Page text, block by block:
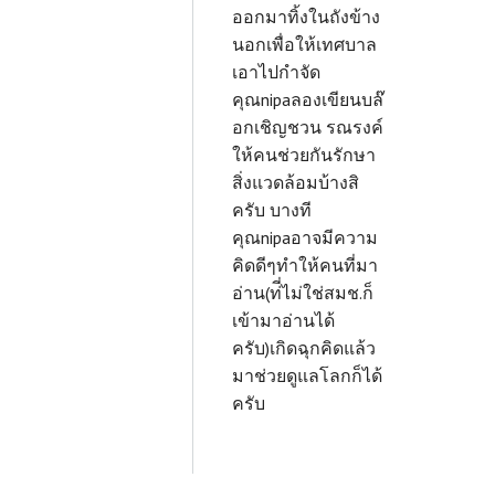
ออกมาทิ้งในถังข้าง
นอกเพื่อให้เทศบาล
เอาไปกำจัด
คุณnipaลองเขียนบล๊
อกเชิญชวน รณรงค์
ให้คนช่วยกันรักษา
สิ่งแวดล้อมบ้างสิ
ครับ บางที
คุณnipaอาจมีความ
คิดดีๆทำให้คนที่มา
อ่าน(ท่ี่ไม่ใช่สมช.ก็
เข้ามาอ่านได้
ครับ)เกิดฉุกคิดแล้ว
มาช่วยดูแลโลกก็ได้
ครับ